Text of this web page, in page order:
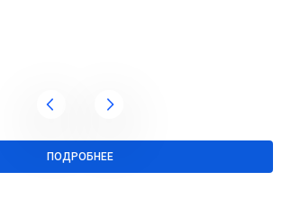
ПОДРОБНЕЕ